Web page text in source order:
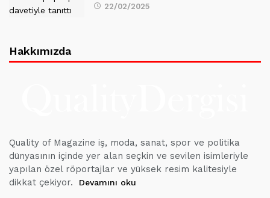
22/02/2025
Hakkımızda
Quality of Magazine iş, moda, sanat, spor ve politika
dünyasının içinde yer alan seçkin ve sevilen isimleriyle
yapılan özel röportajlar ve yüksek resim kalitesiyle
dikkat çekiyor.
Devamını oku